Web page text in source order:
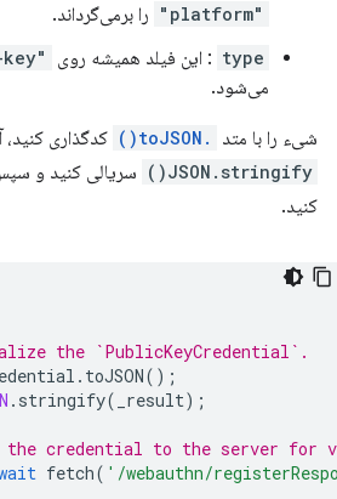
"platform" را برمی‌گرداند.
type : این فیلد همیشه روی "public-key"
می‌شود.
شیء را با متد .toJSON() کدگذاری کنید،
JSON.stringify()
سریالی کنید و
کنید.
the `PublicKeyCredential`.
. toJSON();
. stringify( _result);
the credential to the server
fetch( '/webauthn/